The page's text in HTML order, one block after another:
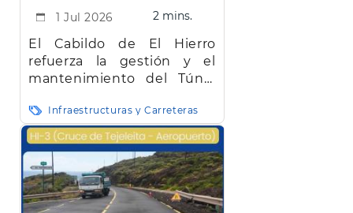
1 Jul 2026 2 mins.
El Cabildo de El Hierro
refuerza la gestión y el
mantenimiento del Túnel
inversión de 2,6 millones de
euros
Infraestructuras y Carreteras